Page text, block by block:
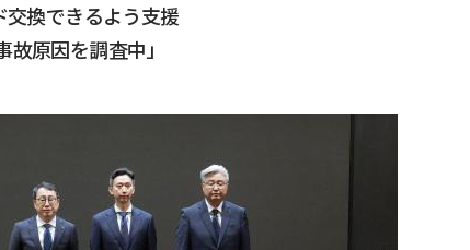
換できるよう支援
原因を調査中」